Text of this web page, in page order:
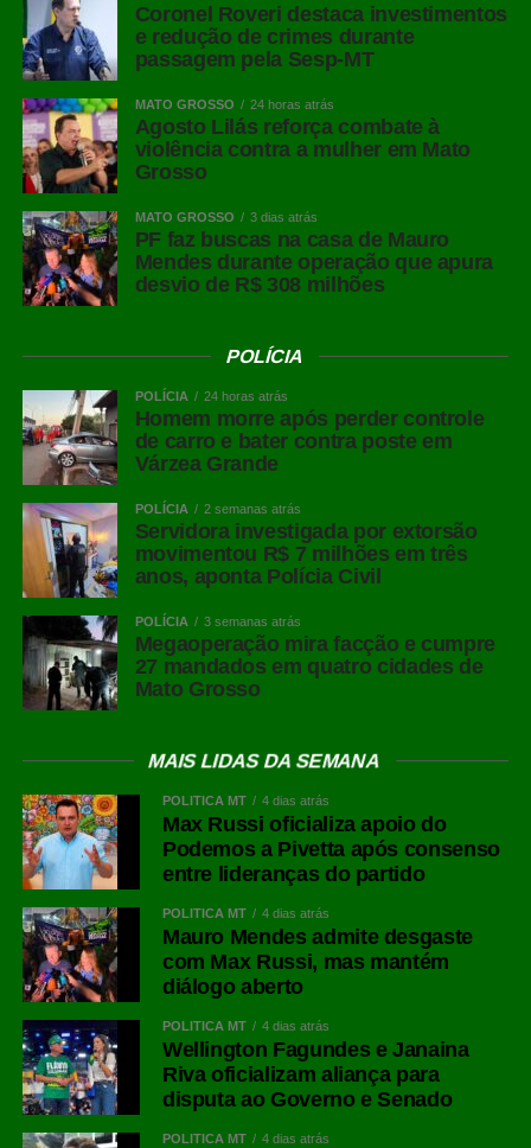
Coronel Roveri destaca investimentos
e redução de crimes durante
passagem pela Sesp-MT
MATO GROSSO 24 horas atrás
Agosto Lilás reforça combate à
violência contra a mulher em Mato
Grosso
MATO GROSSO 3 dias atrás
PF faz buscas na casa de Mauro
Mendes durante operação que apura
desvio de R$ 308 milhões
POLÍCIA
POLÍCIA 24 horas atrás
Homem morre após perder controle
de carro e bater contra poste em
Várzea Grande
POLÍCIA 2 semanas atrás
Servidora investigada por extorsão
movimentou R$ 7 milhões em três
anos, aponta Polícia Civil
POLÍCIA 3 semanas atrás
Megaoperação mira facção e cumpre
27 mandados em quatro cidades de
Mato Grosso
MAIS LIDAS DA SEMANA
POLÍTICA MT 4 dias atrás
Max Russi oficializa apoio do
Podemos a Pivetta após consenso
entre lideranças do partido
POLÍTICA MT 4 dias atrás
Mauro Mendes admite desgaste
com Max Russi, mas mantém
diálogo aberto
POLÍTICA MT 4 dias atrás
Wellington Fagundes e Janaina
Riva oficializam aliança para
disputa ao Governo e Senado
POLÍTICA MT 4 dias atrás